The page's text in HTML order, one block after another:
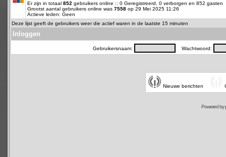
Er zijn in totaal 852 gebruikers online :: 0 Geregistreerd, 0 verborgen en 852
Grootst aantal gebruikers online was 7558 op 29 Mei 2025 11:26
Actieve leden: Geen
Deze lijst geeft de gebruikers weer die actief waren in de laatste 15 minuten
Inloggen
Gebruikersnaam: Wachtwoord:
Nieuwe berichten
Powered by